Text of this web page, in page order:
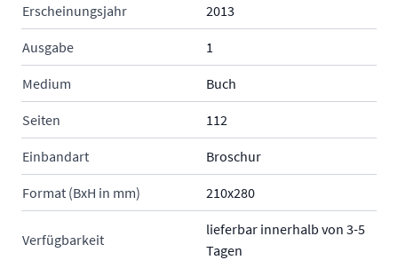
Erscheinungsjahr 2013
Ausgabe 1
Medium Buch
Seiten 112
Einbandart Broschur
Format (BxH in mm) 210x280
Verfügbarkeit
lieferbar innerhalb von 3-5
Tagen